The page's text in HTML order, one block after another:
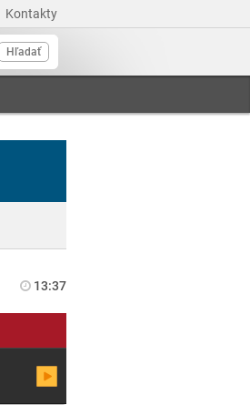
Kontakty
Hľadať
13:37